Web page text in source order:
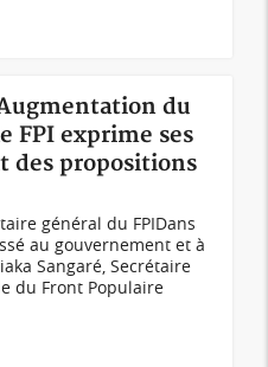
du
FPI exprime ses
des propositions
général du FPIDans
au gouvernement et à
Sangaré, Secrétaire
du Front Populaire